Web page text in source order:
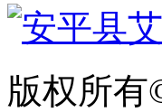
版权所